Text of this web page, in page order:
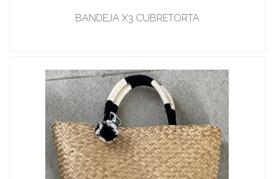
BANDEJA X3 CUBRETORTA